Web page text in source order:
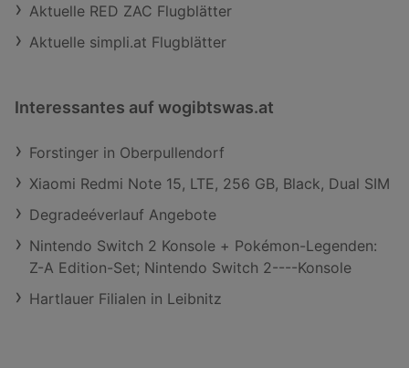
Aktuelle RED ZAC Flugblätter
Aktuelle simpli.at Flugblätter
Interessantes auf wogibtswas.at
Forstinger in Oberpullendorf
Xiaomi Redmi Note 15, LTE, 256 GB, Black, Dual SIM
Degradeéverlauf Angebote
Nintendo Switch 2 Konsole + Pokémon-Legenden:
Z-A Edition-Set; Nintendo Switch 2----Konsole
Hartlauer Filialen in Leibnitz